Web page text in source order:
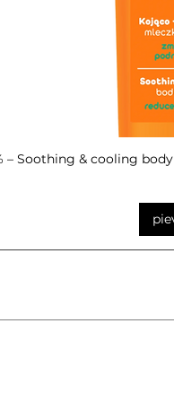
– Soothing & cooling